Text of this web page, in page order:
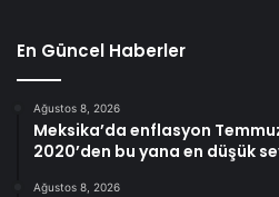
En Güncel Haberler
Ağustos 8, 2026
Meksika’da enflasyon
2020’den bu yana en düşük
Ağustos 8, 2026